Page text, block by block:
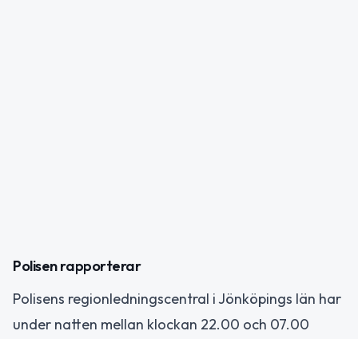
Polisen rapporterar
Polisens regionledningscentral i Jönköpings län har
under natten mellan klockan 22.00 och 07.00